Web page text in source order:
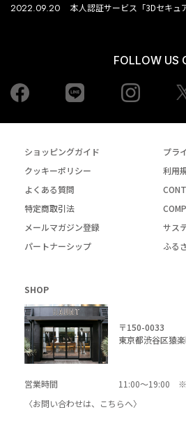
2022.09.20 本人認証サービス「3Dセキュ
FOLLOW US
Facebook Instagram
ショッピングガイド
プラ
クッキーポリシー
利用
よくある質問
特定商取引法
メールマガジン登録
サス
パートナーシップ
ふる
SHOP
〒150-0033
東京都渋谷区猿
営業時間
11:00～19:00 ※
〈お問い合わせは、
こちらへ〉